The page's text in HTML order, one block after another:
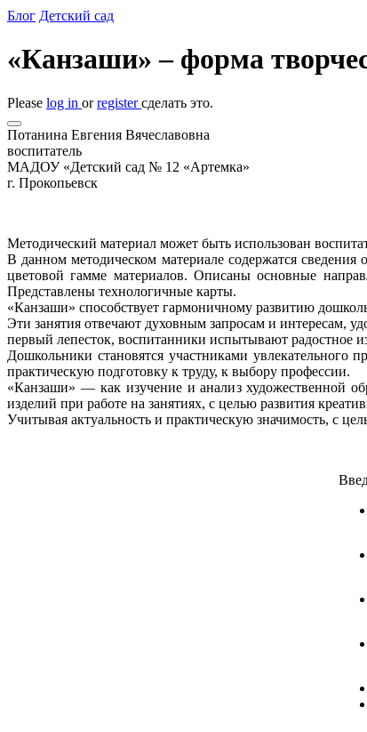
Блог Детский сад
«Канзаши» – форма
Please log in orregisterсделать это.
Потанина Евгения Вячеславовна
воспитатель
МАДОУ «Детский сад № 12 «Артемка»
г. Прокопьевск
Методический материал может быть использован
В данном методическом материале содержатся
цветовой гамме материалов. Описаны основные
Представлены технологичные карты.
«Канзаши» способствует гармоничному развитию
Эти занятия отвечают духовным запросам и интересам,
первый лепесток, воспитанники испытывают радостное
Дошкольники становятся участниками увлекательного
практическую подготовку к труду, к выбору профессии.
«Канзаши» — как изучение и анализ художественной
изделий при работе на занятиях, с целью развития
Учитывая актуальность и практическую значимость, с